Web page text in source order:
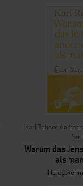
Karl Rahner,
Warum das
als
Hardcover